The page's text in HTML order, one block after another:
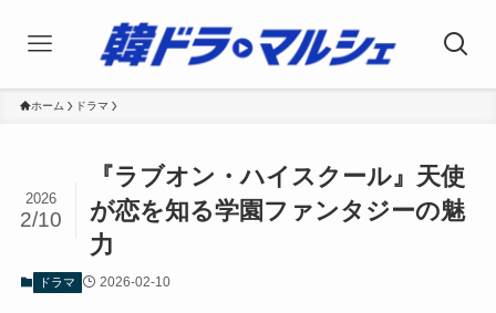
ホーム ドラマ
『ラブオン・ハイスクール』天使
が恋を知る学園ファンタジーの魅
力
2026
2/10
ドラマ 2026-02-10